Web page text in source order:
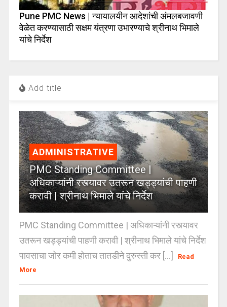
Pune PMC News | न्यायालयीन आदेशांची अंमलबजावणी
वेळेत करण्यासाठी सक्षम यंत्रणा उभारण्याचे श्रीनाथ भिमाले
यांचे निर्देश
Add title
ADMINISTRATIVE
PMC Standing Committee |
अधिकाऱ्यांनी रस्त्यावर उतरून खड्ड्यांची पाहणी
करावी | श्रीनाथ भिमाले यांचे निर्देश
PMC Standing Committee | अधिकाऱ्यांनी रस्त्यावर
उतरून खड्ड्यांची पाहणी करावी | श्रीनाथ भिमाले यांचे निर्देश
पावसाचा जोर कमी होताच तातडीने दुरुस्ती कर [...]
Read
More